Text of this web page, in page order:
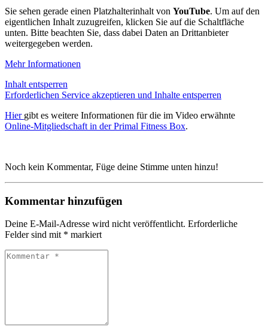
Sie sehen gerade einen Platzhalterinhalt von YouTube. Um auf den
eigentlichen Inhalt zuzugreifen, klicken Sie auf die Schaltfläche
unten. Bitte beachten Sie, dass dabei Daten an Drittanbieter
weitergegeben werden.
Mehr Informationen
Inhalt entsperren
Erforderlichen Service akzeptieren und Inhalte entsperren
Hier gibt es weitere Informationen für die im Video erwähnte
Online-Mitgliedschaft in der Primal Fitness Box.
Noch kein Kommentar, Füge deine Stimme unten hinzu!
Kommentar hinzufügen
Deine E-Mail-Adresse wird nicht veröffentlicht. Erforderliche
Felder sind mit * markiert
Kommentar